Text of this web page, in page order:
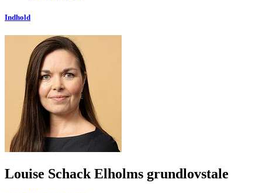
Indhold
Louise Schack Elholms grundlovstale